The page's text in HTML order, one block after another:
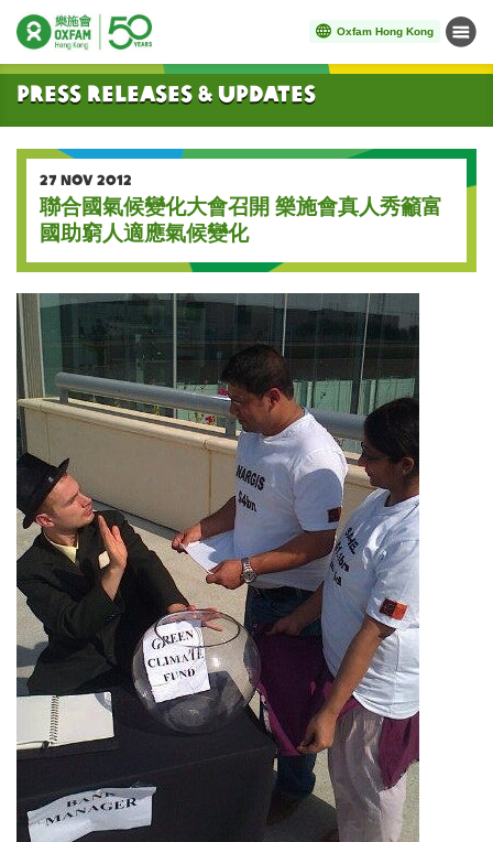
Oxfam Hong Kong Menu
Start main content
Press Releases & Updates
27 NOV 2012
聯合國氣候變化大會召開 樂施會真人秀籲富
國助窮人適應氣候變化